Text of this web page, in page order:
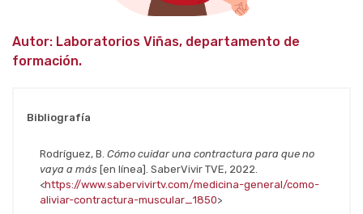
Autor: Laboratorios Viñas, departamento de
formación.
Bibliografía
Rodríguez, B. Cómo cuidar una contractura para que no
vaya a más [en línea]. SaberVivir TVE, 2022.
<https://www.sabervivirtv.com/medicina-general/como-
aliviar-contractura-muscular_1850>